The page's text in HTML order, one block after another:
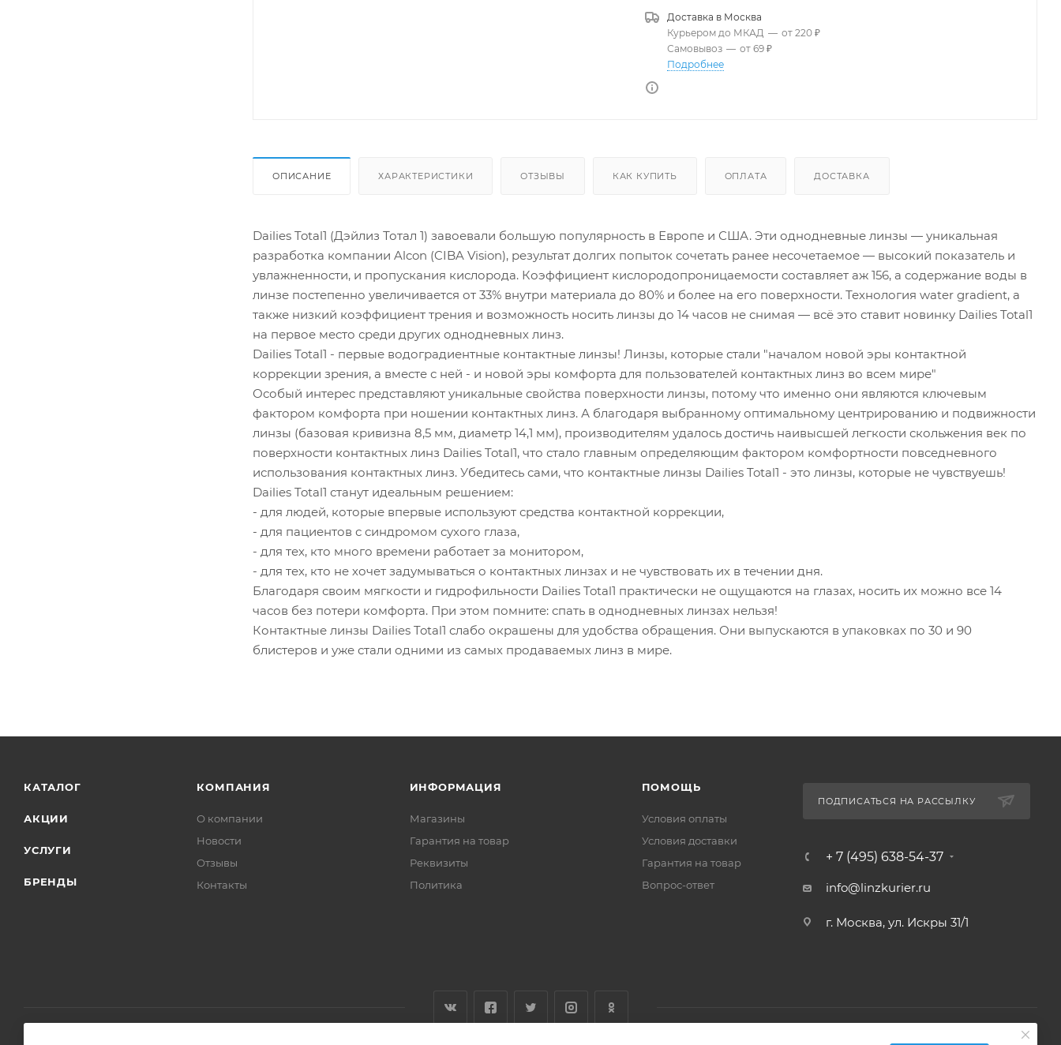
+1.00 +1.25 +1.50
+2.50 +2.75 +3.00
+4.00
Доставка в Москва
Курьером до МКАД — от 220 ₽
Самовывоз — от 69 ₽
Подробнее
ОПИСАНИЕ ХАРАКТЕРИСТИКИ ОТЗЫВЫ КАК КУПИТЬ ОПЛАТА ДОСТАВКА
Dailies Total1 (Дэйлиз Тотал 1) завоевали большую популярность в Европе и США. Эти однодневные линзы — уникальная
разработка компании Alcon (CIBA Vision), результат долгих попыток сочетать ранее несочетаемое — высокий показатель и
увлажненности, и пропускания кислорода. Коэффициент кислородопроницаемости составляет аж 156, а содержание воды в
линзе постепенно увеличивается от 33% внутри материала до 80% и более на его поверхности. Технология water gradient, а
также низкий коэффициент трения и возможность носить линзы до 14 часов не снимая — всё это ставит новинку Dailies Total1
на первое место среди других однодневных линз.
Dailies Total1 - первые водоградиентные контактные линзы! Линзы, которые стали "началом новой эры контактной
коррекции зрения, а вместе с ней - и новой эры комфорта для пользователей контактных линз во всем мире"
Особый интерес представляют уникальные свойства поверхности линзы, потому что именно они являются ключевым
фактором комфорта при ношении контактных линз. А благодаря выбранному оптимальному центрированию и подвижности
линзы (базовая кривизна 8,5 мм, диаметр 14,1 мм), производителям удалось достичь наивысшей легкости скольжения век по
поверхности контактных линз Dailies Total1, что стало главным определяющим фактором комфортности повседневного
использования контактных линз. Убедитесь сами, что контактные линзы Dailies Total1 - это линзы, которые не чувствуешь!
Dailies Total1 станут идеальным решением:
- для людей, которые впервые используют средства контактной коррекции,
- для пациентов с синдромом сухого глаза,
- для тех, кто много времени работает за монитором,
- для тех, кто не хочет задумываться о контактных линзах и не чувствовать их в течении дня.
Благодаря своим мягкости и гидрофильности Dailies Total1 практически не ощущаются на глазах, носить их можно все 14
часов без потери комфорта. При этом помните: спать в однодневных линзах нельзя!
Контактные линзы Dailies Total1 слабо окрашены для удобства обращения. Они выпускаются в упаковках по 30 и 90
блистеров и уже стали одними из самых продаваемых линз в мире.
КАТАЛОГ
АКЦИИ
УСЛУГИ
БРЕНДЫ
КОМПАНИЯ
О компании
Новости
Отзывы
Контакты
ИНФОРМАЦИЯ
Магазины
Гарантия на товар
Реквизиты
Политика
ПОМОЩЬ
Условия оплаты
Условия доставки
Гарантия на товар
Вопрос-ответ
ПОДПИСАТЬСЯ НА РАССЫЛКУ
+ 7 (495) 638-54-37
info@linzkurier.ru
г. Москва, ул. Искры 31/1